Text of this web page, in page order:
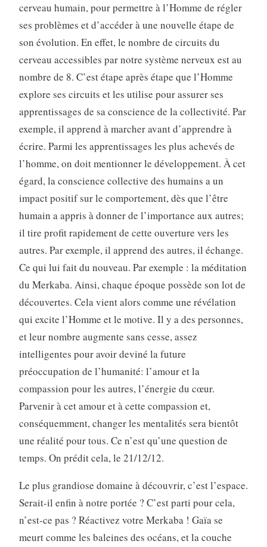
cerveau humain, pour permettre à l’Homme de régler
ses problèmes et d’accéder à une nouvelle étape de
son évolution. En effet, le nombre de circuits du
cerveau accessibles par notre système nerveux est au
nombre de 8. C’est étape après étape que l’Homme
explore ses circuits et les utilise pour assurer ses
apprentissages de sa conscience de la collectivité. Par
exemple, il apprend à marcher avant d’apprendre à
écrire. Parmi les apprentissages les plus achevés de
l’homme, on doit mentionner le développement. À cet
égard, la conscience collective des humains a un
impact positif sur le comportement, dès que l’être
humain a appris à donner de l’importance aux autres;
il tire profit rapidement de cette ouverture vers les
autres. Par exemple, il apprend des autres, il échange.
Ce qui lui fait du nouveau. Par exemple : la méditation
du Merkaba. Ainsi, chaque époque possède son lot de
découvertes. Cela vient alors comme une révélation
qui excite l’Homme et le motive. Il y a des personnes,
et leur nombre augmente sans cesse, assez
intelligentes pour avoir deviné la future
préoccupation de l’humanité: l’amour et la
compassion pour les autres, l’énergie du cœur.
Parvenir à cet amour et à cette compassion et,
conséquemment, changer les mentalités sera bientôt
une réalité pour tous. Ce n’est qu’une question de
temps. On prédit cela, le 21/12/12.
Le plus grandiose domaine à découvrir, c’est l’espace.
Serait-il enfin à notre portée ? C’est parti pour cela,
n’est-ce pas ? Réactivez votre Merkaba ! Gaïa se
meurt comme les baleines des océans, et la couche